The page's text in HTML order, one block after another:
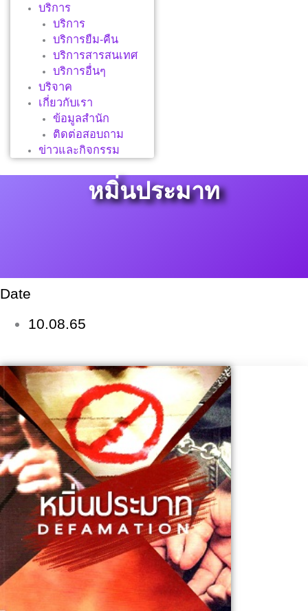
บริการ
บริการ
บริการยืม-คืน
บริการสารสนเทศ
บริการอื่นๆ
บริจาค
เกี่ยวกับเรา
ข้อมูลสำนัก
ติดต่อสอบถาม
ข่าวและกิจกรรม
หมิ่นประมาท
Date
10.08.65